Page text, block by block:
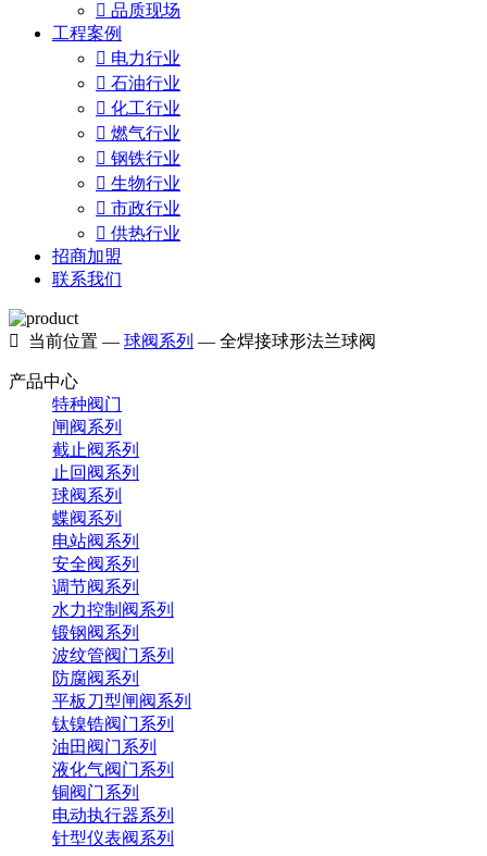
 品质现场
工程案例
 电力行业
 石油行业
 化工行业
 燃气行业
 钢铁行业
 生物行业
 市政行业
 供热行业
招商加盟
联系我们
 当前位置 — 球阀系列 — 全焊接球形法兰球阀
产品中心
特种阀门
闸阀系列
截止阀系列
止回阀系列
球阀系列
蝶阀系列
电站阀系列
安全阀系列
调节阀系列
水力控制阀系列
锻钢阀系列
波纹管阀门系列
防腐阀系列
平板刀型闸阀系列
钛镍锆阀门系列
油田阀门系列
液化气阀门系列
铜阀门系列
电动执行器系列
针型仪表阀系列